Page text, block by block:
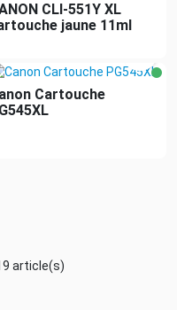
CLI-551Y XL
jaune 11ml
Cartouche
article(s)